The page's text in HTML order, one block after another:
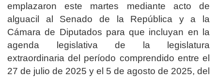
emplazaron este martes mediante acto de
alguacil al Senado de la República y a la
Cámara de Diputados para que incluyan en la
agenda legislativa de la legislatura
extraordinaria del período comprendido entre el
27 de julio de 2025 y el 5 de agosto de 2025, del